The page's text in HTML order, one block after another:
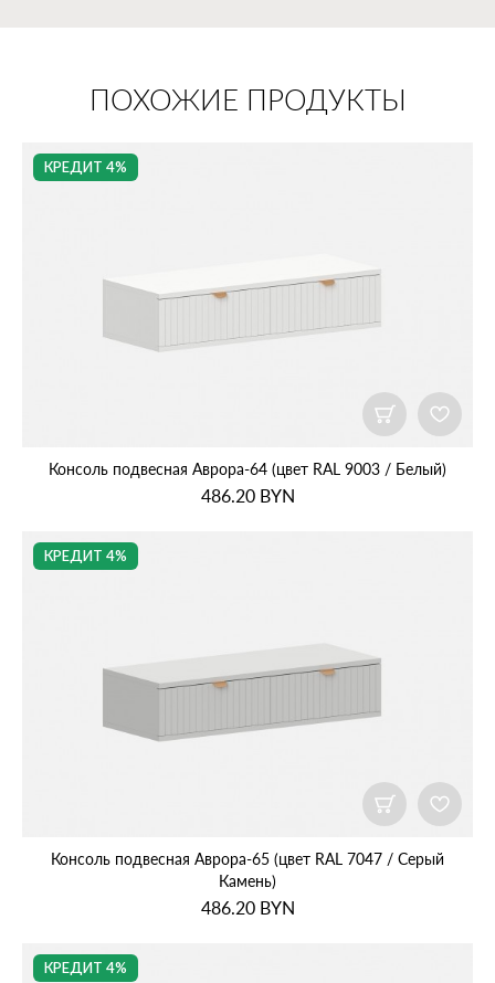
ПОХОЖИЕ ПРОДУКТЫ
КРЕДИТ 4%
Консоль подвесная Аврора‑64 (цвет RAL 9003 / Белый)
486.20BYN
КРЕДИТ 4%
Консоль подвесная Аврора‑65 (цвет RAL 7047 / Серый
Камень)
486.20BYN
КРЕДИТ 4%